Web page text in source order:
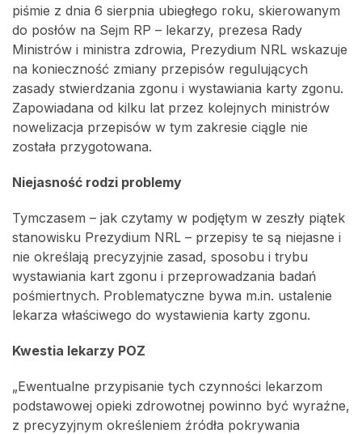
piśmie z dnia 6 sierpnia ubiegłego roku, skierowanym
do posłów na Sejm RP – lekarzy, prezesa Rady
Ministrów i ministra zdrowia, Prezydium NRL wskazuje
na konieczność zmiany przepisów regulujących
zasady stwierdzania zgonu i wystawiania karty zgonu.
Zapowiadana od kilku lat przez kolejnych ministrów
nowelizacja przepisów w tym zakresie ciągle nie
została przygotowana.
Niejasność rodzi problemy
Tymczasem – jak czytamy w podjętym w zeszły piątek
stanowisku Prezydium NRL – przepisy te są niejasne i
nie określają precyzyjnie zasad, sposobu i trybu
wystawiania kart zgonu i przeprowadzania badań
pośmiertnych. Problematyczne bywa m.in. ustalenie
lekarza właściwego do wystawienia karty zgonu.
Kwestia lekarzy POZ
„Ewentualne przypisanie tych czynności lekarzom
podstawowej opieki zdrowotnej powinno być wyraźne,
z precyzyjnym określeniem źródła pokrywania